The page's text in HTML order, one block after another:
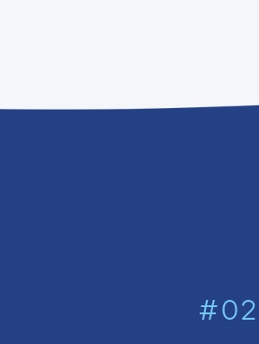
#02